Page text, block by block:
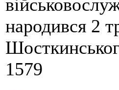
народився 2
1579